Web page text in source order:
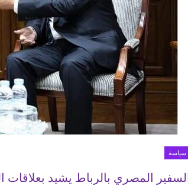
سياسة
المصري بالرباط يشيد بعلاقات